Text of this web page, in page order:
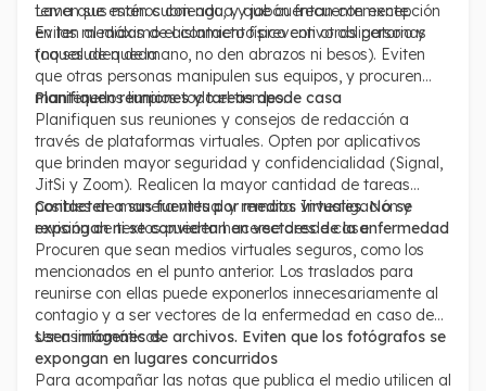
tema que estén cubriendo, y que cuentan con excepción
en las medidas de aislamiento preventivo obligatorio y
toques de queda.
Laven sus manos con agua y jabón frecuentemente.
Eviten al máximo el contacto físico con otras personas
(no saluden de mano, no den abrazos ni besos). Eviten
que otras personas manipulen sus equipos, y procuren
mantenerlos limpios todo el tiempo.
Planifiquen reuniones y tareas desde casa
Planifiquen sus reuniones y consejos de redacción a
través de plataformas virtuales. Opten por aplicativos
que brinden mayor seguridad y confidencialidad (Signal,
JitSi y Zoom). Realicen la mayor cantidad de tareas
posibles de manera virtual y remota. Investigación y
revisión de textos pueden hacerse desde casa.
Contacten a sus fuentes por medios virtuales. No se
expongan ni se conviertan en vectores de la enfermedad
Procuren que sean medios virtuales seguros, como los
mencionados en el punto anterior. Los traslados para
reunirse con ellas puede exponerlos innecesariamente al
contagio y a ser vectores de la enfermedad en caso de
ser asintomáticos.
Usen imágenes de archivos. Eviten que los fotógrafos se
expongan en lugares concurridos
Para acompañar las notas que publica el medio utilicen al